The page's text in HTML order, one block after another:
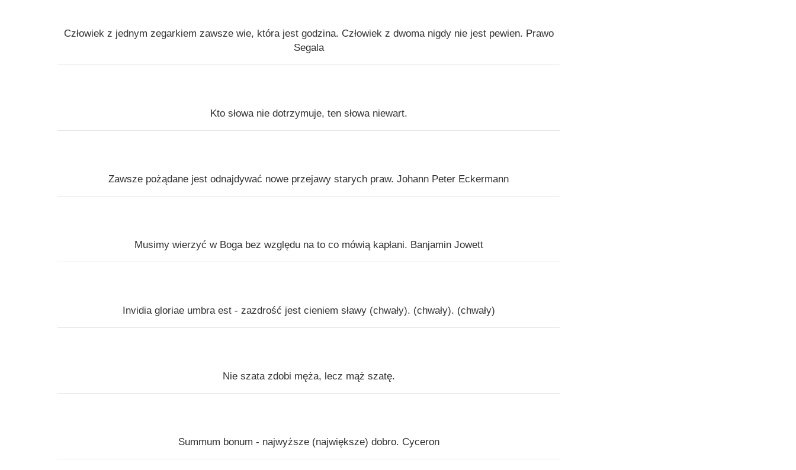
Człowiek z jednym zegarkiem zawsze wie, która jest godzina. Człowiek z dwoma nigdy nie jest pewien. Prawo
Segala
Kto słowa nie dotrzymuje, ten słowa niewart.
Zawsze pożądane jest odnajdywać nowe przejawy starych praw. Johann Peter Eckermann
Musimy wierzyć w Boga bez względu na to co mówią kapłani. Banjamin Jowett
Invidia gloriae umbra est - zazdrość jest cieniem sławy (chwały). (chwały). (chwały)
Nie szata zdobi męża, lecz mąż szatę.
Summum bonum - najwyższe (największe) dobro. Cyceron